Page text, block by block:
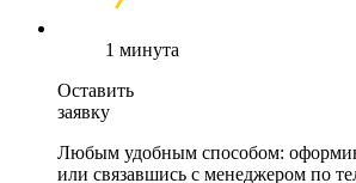
1 минута
Оставить
заявку
Любым удобным способом: оформив
или связавшись с менеджером по